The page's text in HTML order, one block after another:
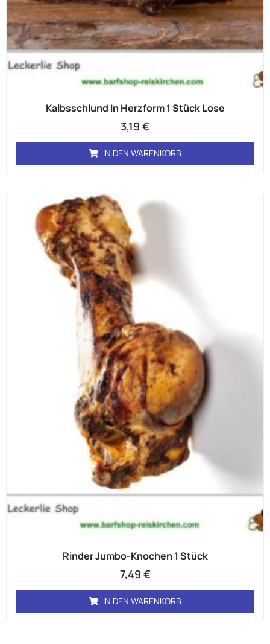
Kalbsschlund In Herzform 1 Stück Lose
3,19 €
IN DEN WARENKORB
Rinder Jumbo-Knochen 1 Stück
7,49 €
IN DEN WARENKORB